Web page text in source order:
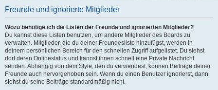
Freunde und ignorierte Mitglieder
Wozu benötige ich die Listen der Freunde und ignorierten Mitglieder?
Du kannst diese Listen benutzen, um andere Mitglieder des Boards zu
verwalten. Mitglieder, die du deiner Freundesliste hinzufügst, werden in
deinem persönlichen Bereich für den schnellen Zugriff aufgelistet. Du siehst
dort deren Onlinestatus und kannst ihnen schnell eine Private Nachricht
senden. Abhängig von dem Style, den du verwendest, können Beiträge deiner
Freunde auch hervorgehoben sein. Wenn du einen Benutzer ignorierst, dann
siehst du seine Beiträge standardmäßig nicht.